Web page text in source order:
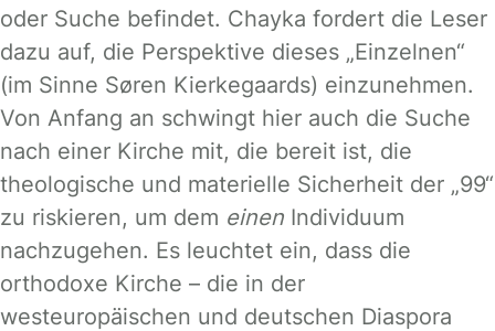
oder Suche befindet. Chayka fordert die Leser
dazu auf, die Perspektive dieses „Einzelnen“
(im Sinne Søren Kierkegaards) einzunehmen.
Von Anfang an schwingt hier auch die Suche
nach einer Kirche mit, die bereit ist, die
theologische und materielle Sicherheit der „99“
zu riskieren, um dem einen Individuum
nachzugehen. Es leuchtet ein, dass die
orthodoxe Kirche – die in der
westeuropäischen und deutschen Diaspora